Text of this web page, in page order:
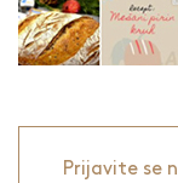
Prijavite se